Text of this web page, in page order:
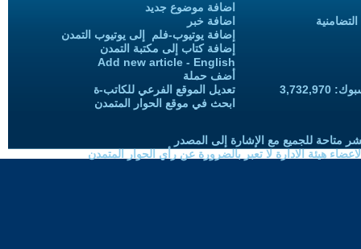
اضافة موضوع جديد
اضافة خبر
إضافة يوتيوب-فلم إلى يوتيوب التمدن
إضافة كتاب إلى مكتبة التمدن
Add new article - English
أضف حملة
تعديل الموقع الفرعي للكاتب-ة
ابحث في موقع الحوار المتمدن
متاحة للجميع مع الإشارة إلى المصدر
هيئة الادارة لا تعبر بالضرورة عن رأي الحوار المتمدن